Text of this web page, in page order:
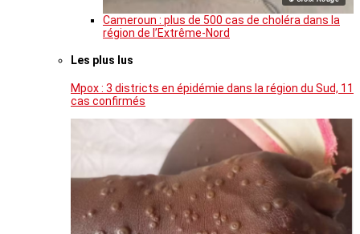
Cameroun : plus de 500 cas de choléra dans la
région de l’Extrême-Nord
Les plus lus
Mpox : 3 districts en épidémie dans la région du Sud, 11
cas confirmés